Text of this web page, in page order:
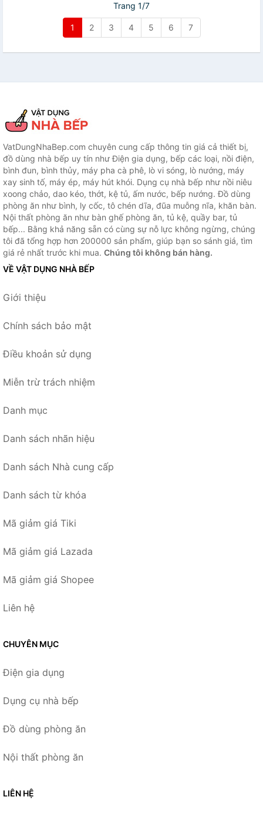
Trang 1/7
1 2 3 4 5 6 7
VatDungNhaBep.com chuyên cung cấp thông tin giá cả thiết bị,
đồ dùng nhà bếp uy tín như Điện gia dụng, bếp các loại, nồi điện,
bình đun, bình thủy, máy pha cà phê, lò vi sóng, lò nướng, máy
xay sinh tố, máy ép, máy hút khói. Dụng cụ nhà bếp như nồi niêu
xoong chảo, dao kéo, thớt, kệ tủ, ấm nước, bếp nướng. Đồ dùng
phòng ăn như bình, ly cốc, tô chén dĩa, đũa muỗng nĩa, khăn bàn.
Nội thất phòng ăn như bàn ghế phòng ăn, tủ kệ, quầy bar, tủ
bếp... Bằng khả năng sẵn có cùng sự nỗ lực không ngừng, chúng
tôi đã tổng hợp hơn 200000 sản phẩm, giúp bạn so sánh giá, tìm
giá rẻ nhất trước khi mua. Chúng tôi không bán hàng.
VỀ VẬT DỤNG NHÀ BẾP
Giới thiệu
Chính sách bảo mật
Điều khoản sử dụng
Miễn trừ trách nhiệm
Danh mục
Danh sách nhãn hiệu
Danh sách Nhà cung cấp
Danh sách từ khóa
Mã giảm giá Tiki
Mã giảm giá Lazada
Mã giảm giá Shopee
Liên hệ
CHUYÊN MỤC
Điện gia dụng
Dụng cụ nhà bếp
Đồ dùng phòng ăn
Nội thất phòng ăn
LIÊN HỆ